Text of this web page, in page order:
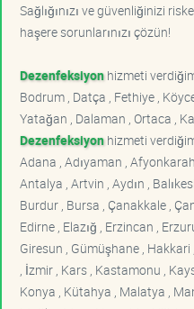
Sağlığınızı ve güvenliğinizi
haşere sorunlarınızı çözün!
Dezenfeksiyonhizmeti
Bodrum , Datça , Fethiye ,
Yatağan , Dalaman , Ortaca ,
Dezenfeksiyonhizmeti
Adana , Adıyaman ,
Antalya , Artvin , Aydın ,
Burdur , Bursa , Çanakkale ,
Edirne , Elazığ , Erzincan ,
Giresun , Gümüşhane ,
, İzmir , Kars , Kastamonu ,
Konya , Kütahya , Malatya ,